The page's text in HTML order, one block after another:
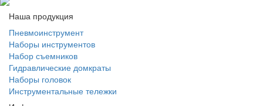
Наша продукция
Пневмоинструмент
Наборы инструментов
Набор съемников
Гидравлические домкраты
Наборы головок
Инструментальные тележки